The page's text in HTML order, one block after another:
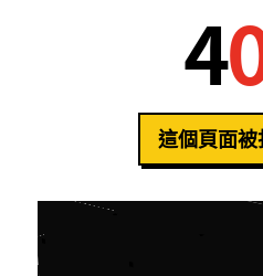
4
這個頁面被